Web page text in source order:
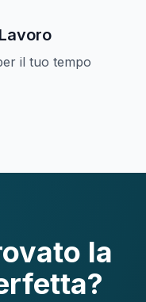
il tuo tempo
la